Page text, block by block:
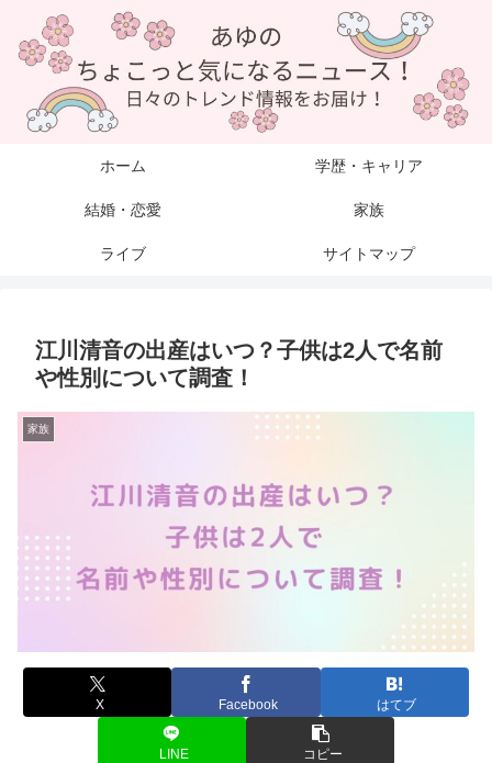
ホーム 学歴・キャリア
結婚・恋愛 家族
ライブ サイトマップ
江川清音の出産はいつ？子供は2人で名前
や性別について調査！
家族
X Facebook はてブ
LINE コピー